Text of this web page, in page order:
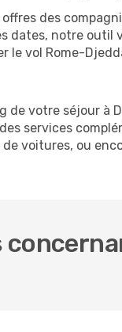
des
dates, notre outil
vol Rome-
de votre séjour à
services
voitures, ou